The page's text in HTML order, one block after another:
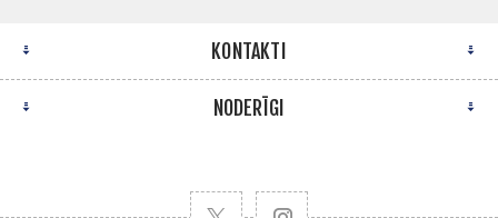
KONTAKTI
NODERĪGI